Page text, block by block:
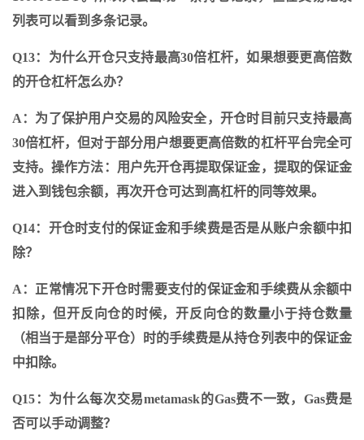
列表可以看到多条记录。
Q13：为什么开仓只支持最高30倍杠杆，如果想要更高倍数
的开仓杠杆怎么办？
A：为了保护用户交易的风险安全，开仓时目前只支持最高
30倍杠杆，但对于部分用户想要更高倍数的杠杆平台完全可
支持。操作方法：用户先开仓再提取保证金，提取的保证金
进入到钱包余额，再次开仓可达到高杠杆的同等效果。
Q14：开仓时支付的保证金和手续费是否是从账户余额中扣
除？
A：正常情况下开仓时需要支付的保证金和手续费从余额中
扣除，但开反向仓的时候，开反向仓的数量小于持仓数量
（相当于是部分平仓）时的手续费是从持仓列表中的保证金
中扣除。
Q15：为什么每次交易metamask的Gas费不一致，Gas费是
否可以手动调整？